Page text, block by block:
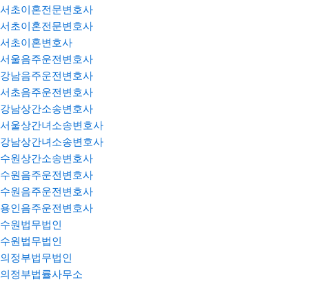
서초이혼전문변호사
서초이혼전문변호사
서초이혼변호사
서울음주운전변호사
강남음주운전변호사
서초음주운전변호사
강남상간소송변호사
서울상간녀소송변호사
강남상간녀소송변호사
수원상간소송변호사
수원음주운전변호사
수원음주운전변호사
용인음주운전변호사
수원법무법인
수원법무법인
의정부법무법인
의정부법률사무소